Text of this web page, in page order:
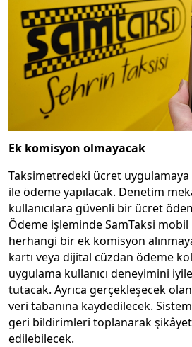
Ek komisyon olmayacak
Taksimetredeki ücret uygulamaya
ile ödeme yapılacak. Denetim
kullanıcılara güvenli bir ücret
Ödeme işleminde SamTaksi mobil
herhangi bir ek komisyon
kartı veya dijital cüzdan ödeme
uygulama kullanıcı deneyimini
tutacak. Ayrıca gerçekleşecek
veri tabanına kaydedilecek.
geri bildirimleri toplanarak
edilebilecek.